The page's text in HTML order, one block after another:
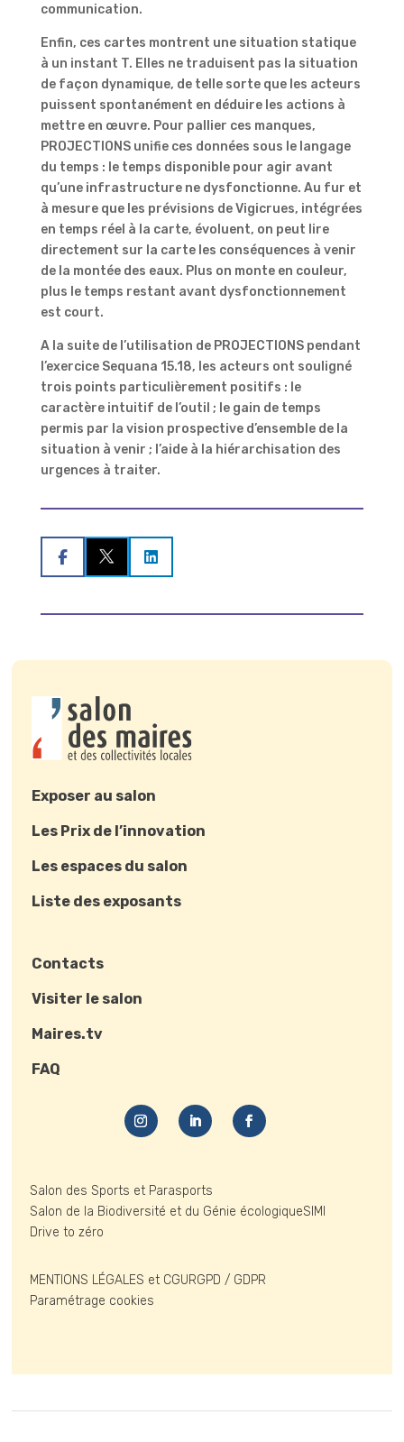
communication.
Enfin, ces cartes montrent une situation statique
à un instant T. Elles ne traduisent pas la situation
de façon dynamique, de telle sorte que les acteurs
puissent spontanément en déduire les actions à
mettre en œuvre. Pour pallier ces manques,
PROJECTIONS unifie ces données sous le langage
du temps : le temps disponible pour agir avant
qu’une infrastructure ne dysfonctionne. Au fur et
à mesure que les prévisions de Vigicrues, intégrées
en temps réel à la carte, évoluent, on peut lire
directement sur la carte les conséquences à venir
de la montée des eaux. Plus on monte en couleur,
plus le temps restant avant dysfonctionnement
est court.
A la suite de l’utilisation de PROJECTIONS pendant
l’exercice Sequana 15.18, les acteurs ont souligné
trois points particulièrement positifs : le
caractère intuitif de l’outil ; le gain de temps
permis par la vision prospective d’ensemble de la
situation à venir ; l’aide à la hiérarchisation des
urgences à traiter.
 
Exposer au salon
Les Prix de l’innovation
Les espaces du salon
Liste des exposants
Contacts
Visiter le salon
Maires.tv
FAQ
Salon des Sports et Parasports
Salon de la Biodiversité et du Génie écologiqueSIMI
Drive to zéro
MENTIONS LÉGALES et CGURGPD / GDPR
Paramétrage cookies